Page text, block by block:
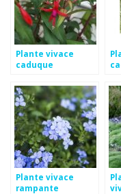
Plante vivace
caduque
Plante vivace
rampante